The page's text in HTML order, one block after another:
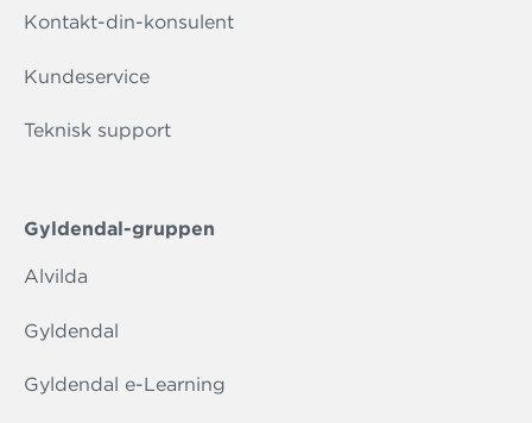
Kontakt-din-konsulent
Kundeservice
Teknisk support
Gyldendal-gruppen
Alvilda
Gyldendal
Gyldendal e-Learning